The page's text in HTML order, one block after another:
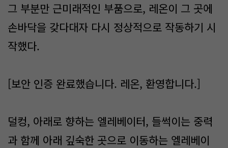
그 부분만 근미래적인 부품으로, 레온이 그 곳에
손바닥을 갖다대자 다시 정상적으로 작동하기 시
작했다.
[보안 인증 완료했습니다. 레온, 환영합니다.]
덜컹, 아래로 향하는 엘레베이터, 들썩이는 중력
과 함께 아래 깊숙한 곳으로 이동하는 엘레베이